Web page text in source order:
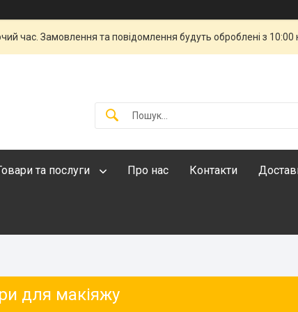
час. Замовлення та повідомлення будуть оброблені з
та послуги Про нас Контакти
для макіяжу